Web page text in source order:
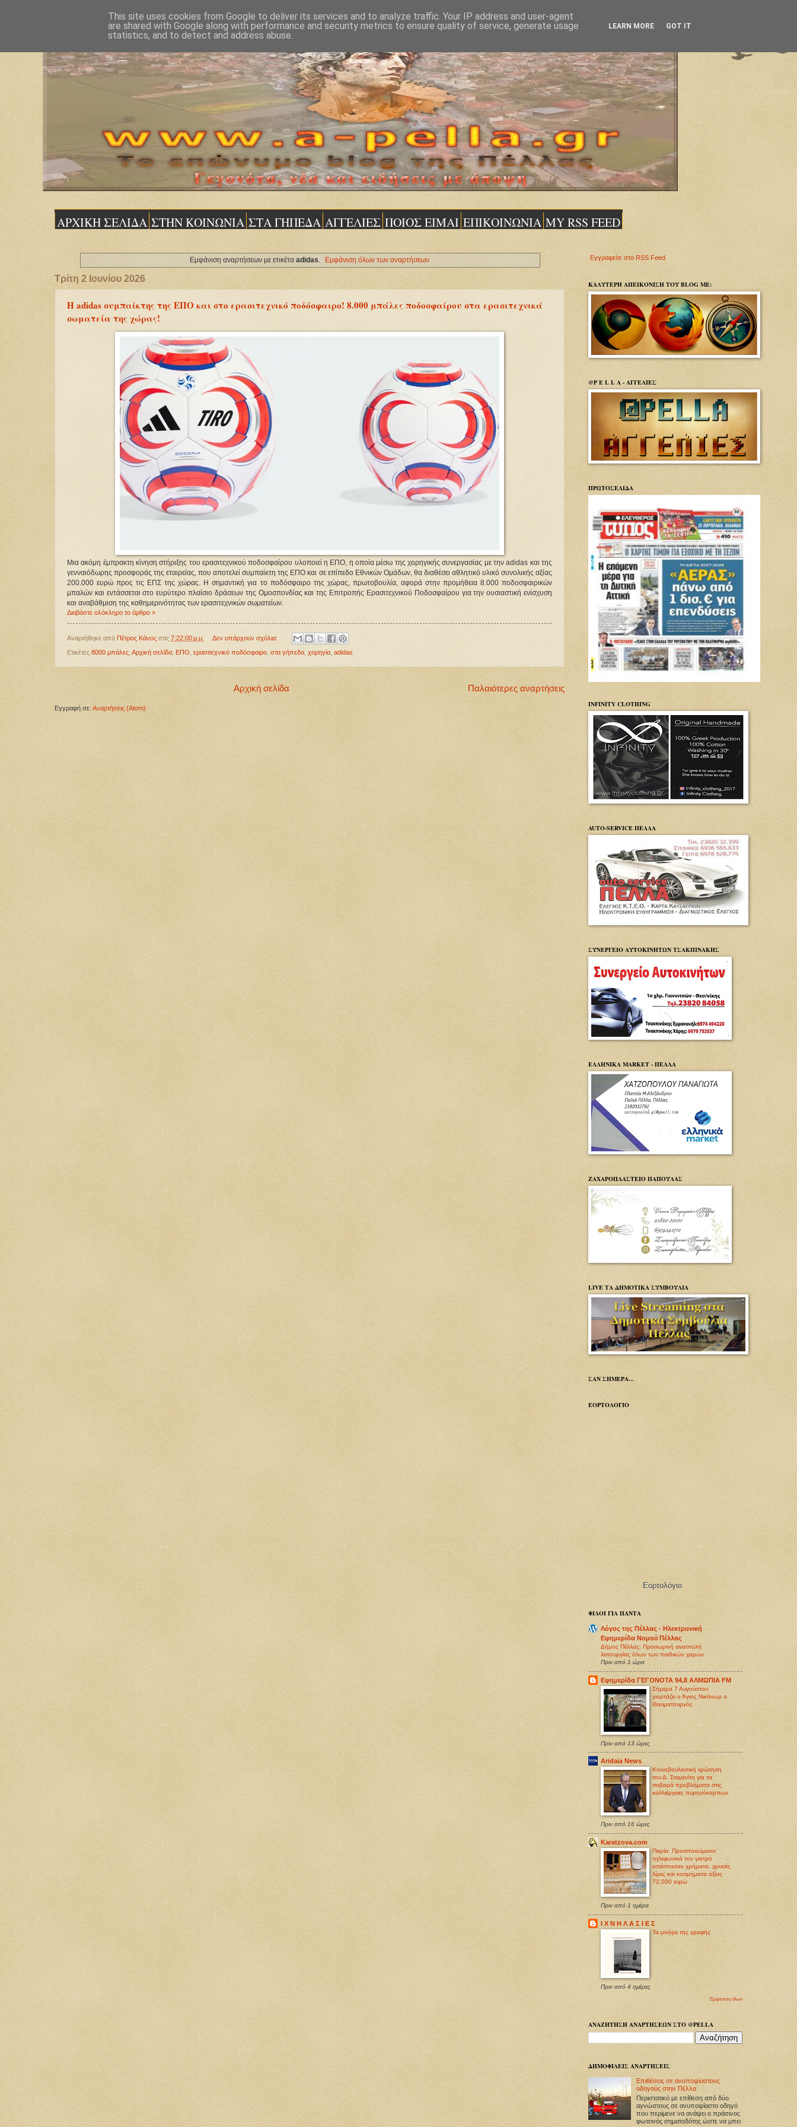
ΑΡΧΙΚΗ ΣΕΛΙΔΑ ΣΤΗΝ ΚΟΙΝΩΝΙΑ ΣΤΑ ΓΗΠΕΔΑ ΑΓΓΕΛΙΕΣ ΠΟΙΟΣ ΕΙΜΑΙ ΕΠΙΚΟΙΝΩΝΙΑ MY RSS FEED
Εμφάνιση αναρτήσεων με ετικέταadidas Εμφάνιση όλων των αναρτήσεων
Τρίτη 2 Ιουνίου 2026
Η adidas συμπαίκτης της ΕΠΟ και στο ερασιτεχνικό ποδόσφαιρο! 8.000 μπάλες ποδοσφαίρου στα ερασιτεχνικά
σωματεία της χώρας!
Μια ακόμη έμπρακτη κίνηση στήριξης του ερασιτεχνικού ποδοσφαίρου υλοποιεί η ΕΠΟ, η οποία μέσω της χορηγικής συνεργασίας με την adidas και της
γενναιόδωρης προσφοράς της εταιρείας, που αποτελεί συμπαίκτη της ΕΠΟ και σε επίπεδο Εθνικών Ομάδων, θα διαθέσει αθλητικό υλικό συνολικής αξίας
200.000 ευρώ προς τις ΕΠΣ της χώρας. Η σημαντική για το ποδόσφαιρο της χώρας, πρωτοβουλία, αφορά στην προμήθεια 8.000 ποδοσφαιρικών
μπαλών και εντάσσεται στο ευρύτερο πλαίσιο δράσεων της Ομοσπονδίας και της Επιτροπής Ερασιτεχνικού Ποδοσφαίρου για την ουσιαστική ενίσχυση
και αναβάθμιση της καθημερινότητας των ερασιτεχνικών σωματείων.
Διαβάστε ολόκληρο το άρθρο »
Αναρτήθηκε από Πέτρος Κάνος στις 7:22:00 μ.μ. Δεν υπάρχουν σχόλια:
Ετικέτες 8000 μπάλες Αρχική σελίδα ΕΠΟ ερασιτεχνικό ποδόσφαιρο στα γήπεδα χορηγία adidas
Παλαιότερες αναρτήσεις
Αρχική σελίδα
Εγγραφή σε:Αναρτήσεις (Atom)
Εγγραφείτε στο RSS Feed
ΚΑΛΥΤΕΡΗ ΑΠΕΙΚΟΝΙΣΗ ΤΟΥ BLOG ΜΕ:
@P E L L A - ΑΓΓΕΛΙΕΣ
ΠΡΩΤΟΣΕΛΙΔΑ
INFINITY CLOTHING
AUTO-SERVICE ΠΕΛΛΑ
ΣΥΝΕΡΓΕΙΟ ΑΥΤΟΚΙΝΗΤΩΝ ΤΣΑΚΠΙΝΑΚΗΣ
ΕΛΛΗΝΙΚΑ MARKET - ΠΕΛΛΑ
ΖΑΧΑΡΟΠΛΑΣΤΕΙΟ ΠΑΠΟΥΛΑΣ
LIVE ΤΑ ΔΗΜΟΤΙΚΑ ΣΥΜΒΟΥΛΙΑ
ΣΑΝ ΣΗΜΕΡΑ...
ΕΟΡΤΟΛΟΓΙΟ
Εορτολόγιο
ΦΙΛΟΙ ΓΙΑ ΠΑΝΤΑ
Λόγος της Πέλλας - Ηλεκτρονική
Εφημερίδα Νομού Πέλλας
Δήμος Πέλλας: Προσωρινή αναστολή
λειτουργίας όλων των παιδικών χαρών
Πριν από 1 ώρα
Εφημερίδα ΓΕΓΟΝΟΤΑ 94,8 ΑΛΜΩΠΙΑ FM
Σήμερα 7 Αυγούστου
γιορτάζει ο Άγιος Νικάνωρ ο
Θαυματουργός
Πριν από 13 ώρες
Aridaia News
Κοινοβουλευτική ερώτηση
του Δ. Σταμενίτη για τα
σοβαρά προβλήματα στις
καλλιέργειες πυρηνόκαρπων
Πριν από 16 ώρες
Karatzova.com
Πιερία: Προσποιούμενοι
τηλεφωνικά τον γιατρό
απέσπασαν χρήματα, χρυσές
λίρες και κοσμήματα αξίας
72.000 ευρώ
Πριν από 1 ημέρα
Ι Χ Ν Η Λ Α Σ Ι Ε Σ
Τα μινόρε της γραφής
Πριν από 4 ημέρες
Εμφάνιση όλων
ΑΝΑΖΗΤΗΣΗ ΑΝΑΡΤΗΣΕΩΝ ΣΤΟ @PELLA
ΔΗΜΟΦΙΛΕΙΣ ΑΝΑΡΤΗΣΕΙΣ
Επιθέσεις σε ανυποψίαστους
οδηγούς στην Πέλλα
Περιστατικό με επίθεση από δύο
αγνώστους σε ανυποψίαστο οδηγό
που περίμενε να ανάψει ο πράσινος
φωτεινός σηματοδότης ώστε να μπει
This site uses cookies from Google to deliver its services and to analyze traffic. Your IP address and user-agent
are shared with Google along with performance and security metrics to ensure quality of service, generate usage
statistics, and to detect and address abuse.
LEARN MORE GOT IT